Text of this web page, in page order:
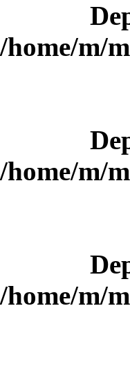
/home/m/
/home/m/
/home/m/